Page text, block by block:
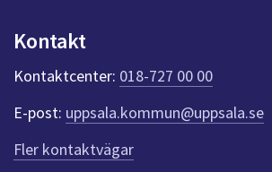
k
t
e
r
f
ö
r
Kontakt
Kontaktcenter: 018-727 00 00
E-post: uppsala.kommun@uppsala.se
Fler kontaktvägar